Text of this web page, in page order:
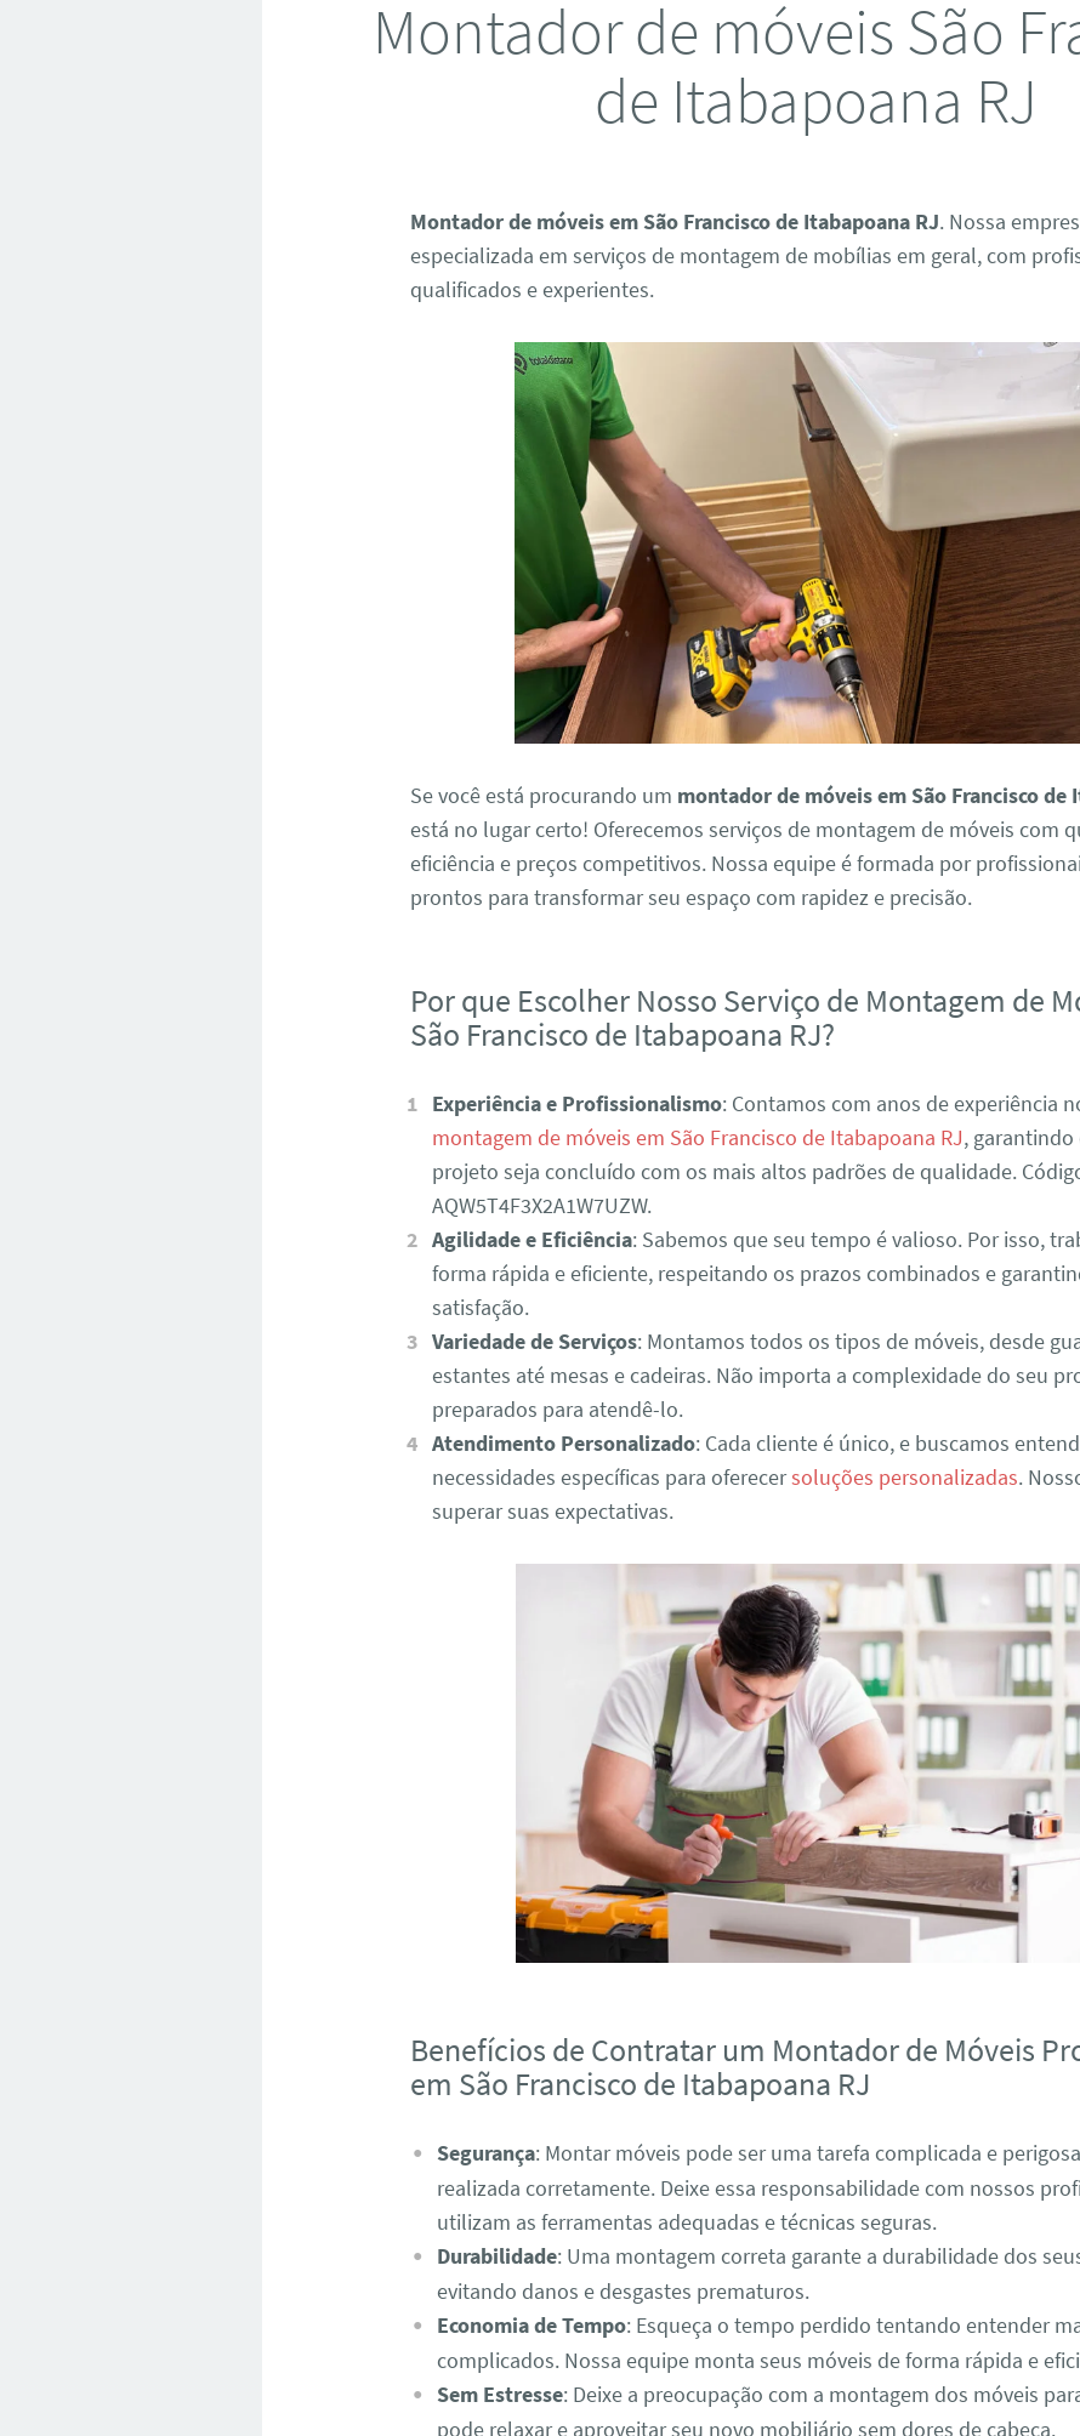
Montador de móveis São
de Itabapoana RJ
Montador de móveis em São Francisco de Itabapoana RJ. Nossa
especializada em serviços de montagem de mobílias em geral, com
qualificados e experientes.
Se você está procurando um montador de móveis em São Francisco de
está no lugar certo! Oferecemos serviços de montagem de móveis com
eficiência e preços competitivos. Nossa equipe é formada por
prontos para transformar seu espaço com rapidez e precisão.
Por que Escolher Nosso Serviço de Montagem de
São Francisco de Itabapoana RJ?
Experiência e Profissionalismo: Contamos com anos de experiência
montagem de móveis em São Francisco de Itabapoana RJ, garantindo
projeto seja concluído com os mais altos padrões de qualidade.
AQW5T4F3X2A1W7UZW.
Agilidade e Eficiência: Sabemos que seu tempo é valioso. Por isso,
forma rápida e eficiente, respeitando os prazos combinados e
satisfação.
Variedade de Serviços: Montamos todos os tipos de móveis, desde
estantes até mesas e cadeiras. Não importa a complexidade do seu
preparados para atendê-lo.
Atendimento Personalizado: Cada cliente é único, e buscamos
necessidades específicas para oferecersoluções personalizadas.
superar suas expectativas.
Benefícios de Contratar um Montador de Móveis
em São Francisco de Itabapoana RJ
Segurança: Montar móveis pode ser uma tarefa complicada e
realizada corretamente. Deixe essa responsabilidade com nossos
utilizam as ferramentas adequadas e técnicas seguras.
Durabilidade: Uma montagem correta garante a durabilidade dos
evitando danos e desgastes prematuros.
Economia de Tempo: Esqueça o tempo perdido tentando entender
complicados. Nossa equipe monta seus móveis de forma rápida e
Sem Estresse: Deixe a preocupação com a montagem dos móveis
pode relaxar e aproveitar seu novo mobiliário sem dores de cabeça.